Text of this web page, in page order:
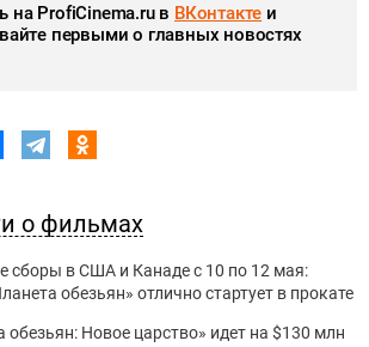
на ProfiCinema.ru в ВКонтакте и
первыми о главных новостях
о фильмах
сборы в США и Канаде с 10 по 12 мая:
обезьян» отлично стартует в прокате
обезьян: Новое царство» идет на $130 млн